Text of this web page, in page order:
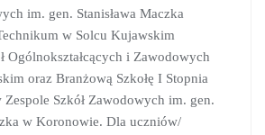
im. gen. Stanisława Maczka
w Solcu Kujawskim
Ogólnokształcących i Zawodowych
oraz Branżową Szkołę I Stopnia
Szkół Zawodowych im. gen.
w Koronowie. Dla uczniów/